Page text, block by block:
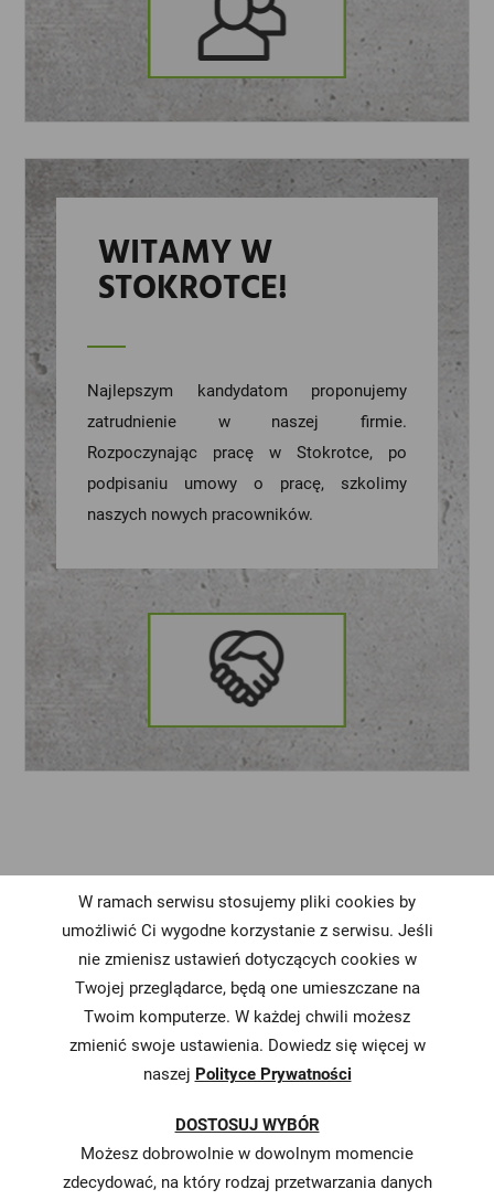
WITAMY W
STOKROTCE!
Najlepszym kandydatom proponujemy
zatrudnienie w naszej firmie.
Rozpoczynając pracę w Stokrotce, po
podpisaniu umowy o pracę, szkolimy
naszych nowych pracowników.
O NAS
Wartości
PRACUJ Z
NAMI
Sklep
Magazyn
KONTAKT
Ochrona
W ramach serwisu stosujemy pliki cookies by
umożliwić Ci wygodne korzystanie z serwisu. Jeśli
nie zmienisz ustawień dotyczących cookies w
Twojej przeglądarce, będą one umieszczane na
Twoim komputerze. W każdej chwili możesz
zmienić swoje ustawienia. Dowiedz się więcej w
naszej Polityce Prywatności
DOSTOSUJ WYBÓR
Możesz dobrowolnie w dowolnym momencie
zdecydować, na który rodzaj przetwarzania danych